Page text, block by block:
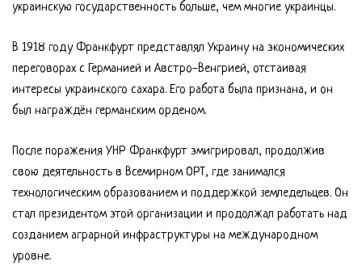
украинскую государственность больше, чем многие украинцы.
В 1918 году Франкфурт представлял Украину на экономических
переговорах с Германией и Австро-Венгрией, отстаивая
интересы украинского сахара. Его работа была признана, и он
был награждён германским орденом.
После поражения УНР Франкфурт эмигрировал, продолжив
свою деятельность в Всемирном ОРТ, где занимался
технологическим образованием и поддержкой земледельцев. Он
стал президентом этой организации и продолжал работать над
созданием аграрной инфраструктуры на международном
уровне.